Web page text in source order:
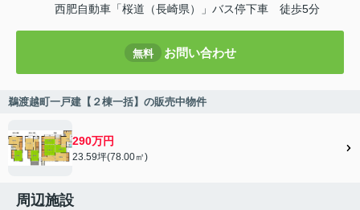
西肥自動車「桜道（長崎県）」バス停下車 徒歩5分
無料 お問い合わせ
鵜渡越町一戸建【２棟一括】の販売中物件
290万円
23.59坪(78.00㎡)
周辺施設